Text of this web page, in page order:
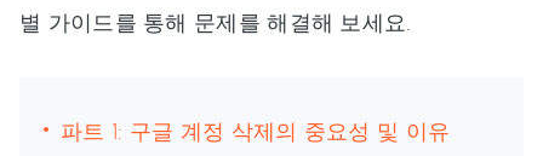
별 가이드를 통해 문제를 해결해 보세요.
파트 1: 구글 계정 삭제의 중요성 및 이유